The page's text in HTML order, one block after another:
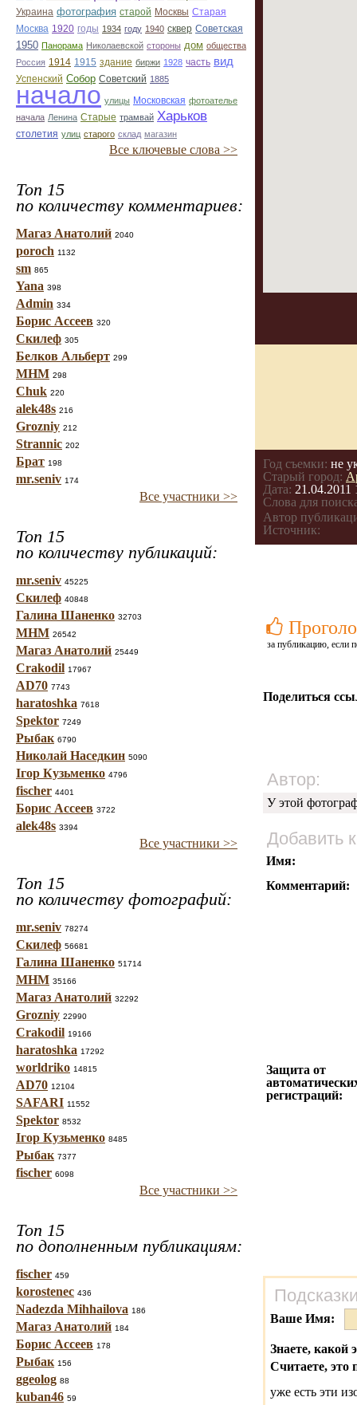
Украина фотография старой Москвы Старая
Москва 1920 годы 1934 году 1940 сквер Советская
1950 Панорама Николаевской стороны дом общества
Россия 1914 1915 здание биржи 1928 часть вид
Успенский Собор Советский 1885
начало улицы Московская фотоателье
начала Ленина Старые трамвай Харьков
столетия улиц старого склад магазин
Все ключевые слова >>
Топ 15
по количеству комментариев:
Магаз Анатолий 2040
poroch 1132
sm 865
Yana 398
Admin 334
Борис Ассеев 320
Скилеф 305
Белков Альберт 299
МНМ 298
Chuk 220
alek48s 216
Grozniy 212
Strannic 202
Брат 198
mr.seniv 174
Все участники >>
Топ 15
по количеству публикаций:
mr.seniv 45225
Скилеф 40848
Галина Шаненко 32703
МНМ 26542
Магаз Анатолий 25449
Crakodil 17967
AD70 7743
haratoshka 7618
Spektor 7249
Рыбак 6790
Николай Наседкин 5090
Ігор Кузьменко 4796
fischer 4401
Борис Ассеев 3722
alek48s 3394
Все участники >>
Топ 15
по количеству фотографий:
mr.seniv 78274
Скилеф 56681
Галина Шаненко 51714
МНМ 35166
Магаз Анатолий 32292
Grozniy 22990
Crakodil 19166
haratoshka 17292
worldriko 14815
AD70 12104
SAFARI 11552
Spektor 8532
Ігор Кузьменко 8485
Рыбак 7377
fischer 6098
Все участники >>
Топ 15
по дополненным публикациям:
fischer 459
korostenec 436
Nadezda Mihhailova 186
Магаз Анатолий 184
Борис Ассеев 178
Рыбак 156
ggeolog 88
kuban46 59
Год съемки: не
Старый город:
Дата: 21.04.2011
Слова для
Автор
Источник:
за публикацию, если
Поделиться
Автор:
У этой
Добавить
Имя:
Комментарий:
Защита от
регистраций:
Ваше Имя:
Знаете, какой
Считаете, это
уже есть эти